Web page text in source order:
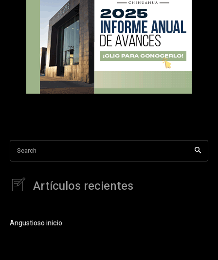
Search
Artículos recientes
Angustioso inicio